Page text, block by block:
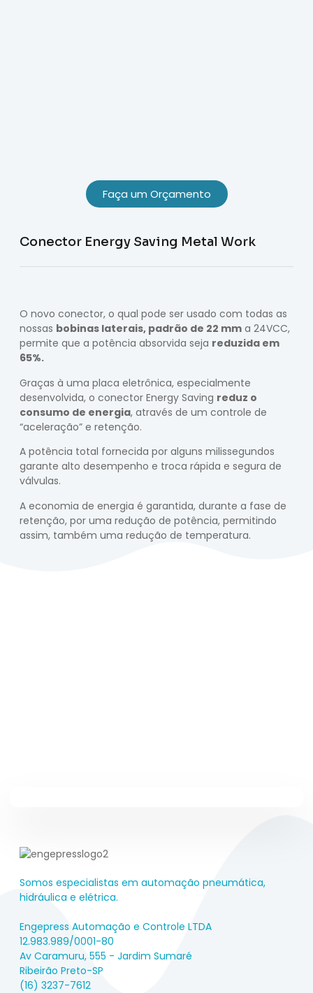
Faça um Orçamento
Conector Energy Saving Metal Work
O novo conector, o qual pode ser usado com todas as
nossas bobinas laterais, padrão de 22 mm a 24VCC,
permite que a potência absorvida seja reduzida em
65%.
Graças à uma placa eletrônica, especialmente
desenvolvida, o conector Energy Saving reduz o
consumo de energia, através de um controle de
“aceleração” e retenção.
A potência total fornecida por alguns milissegundos
garante alto desempenho e troca rápida e segura de
válvulas.
A economia de energia é garantida, durante a fase de
retenção, por uma redução de potência, permitindo
assim, também uma redução de temperatura.
Somos especialistas em automação pneumática,
hidráulica e elétrica.
Engepress Automação e Controle LTDA
12.983.989/0001-80
Av Caramuru, 555 - Jardim Sumaré
Ribeirão Preto-SP
(16) 3237-7612